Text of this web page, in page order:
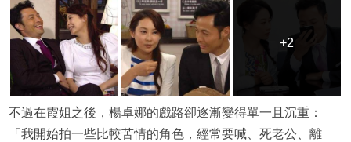
+2
+2
不過在霞姐之後，楊卓娜的戲路卻逐漸變得單一且沉重：
「我開始拍一些比較苦情的角色，經常要喊、死老公、離